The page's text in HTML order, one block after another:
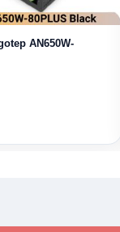
AN650W-